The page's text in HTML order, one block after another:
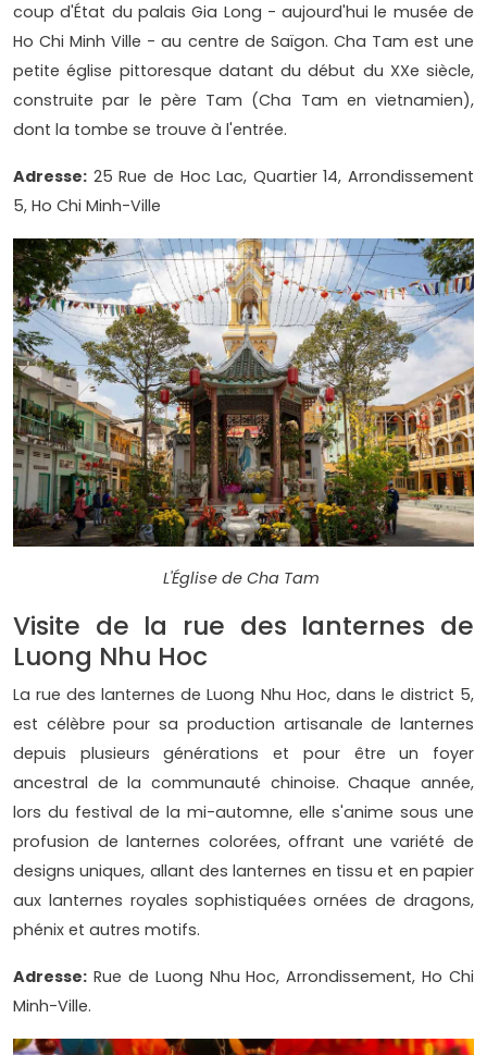
coup d'État du palais Gia Long - aujourd'hui le musée de
Ho Chi Minh Ville - au centre de Saïgon. Cha Tam est une
petite église pittoresque datant du début du XXe siècle,
construite par le père Tam (Cha Tam en vietnamien),
dont la tombe se trouve à l'entrée.
Adresse: 25 Rue de Hoc Lac, Quartier 14, Arrondissement
5, Ho Chi Minh-Ville
L'Église de Cha Tam
Visite de la rue des lanternes de
Luong Nhu Hoc
La rue des lanternes de Luong Nhu Hoc, dans le district 5,
est célèbre pour sa production artisanale de lanternes
depuis plusieurs générations et pour être un foyer
ancestral de la communauté chinoise. Chaque année,
lors du festival de la mi-automne, elle s'anime sous une
profusion de lanternes colorées, offrant une variété de
designs uniques, allant des lanternes en tissu et en papier
aux lanternes royales sophistiquées ornées de dragons,
phénix et autres motifs.
Adresse: Rue de Luong Nhu Hoc, Arrondissement, Ho Chi
Minh-Ville.